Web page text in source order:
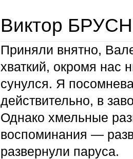
Виктор
Приняли внятно,
хваткий, окромя нас
сунулся. Я
действительно, в
Однако хмельные
воспоминания —
развернули паруса.